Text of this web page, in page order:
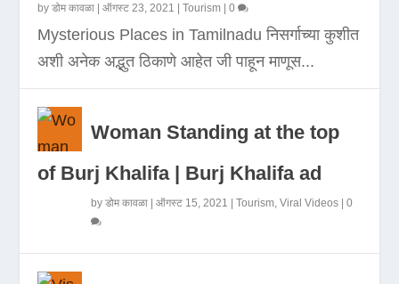
byडोम कावळा |ऑगस्ट 23, 2021 |Tourism |0
Mysterious Places in Tamilnadu निसर्गाच्या कुशीत
अशी अनेक अद्भुत ठिकाणे आहेत जी पाहून माणूस...
Woman Standing at the top
of Burj Khalifa | Burj Khalifa ad
byडोम कावळा |ऑगस्ट 15, 2021 |Tourism ,Viral Videos |0